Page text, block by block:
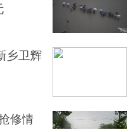
乡卫辉
修情